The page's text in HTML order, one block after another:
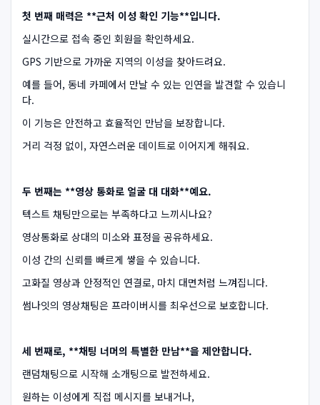
첫 번째 매력은 **근처 이성 확인 기능**입니다.
실시간으로 접속 중인 회원을 확인하세요.
GPS 기반으로 가까운 지역의 이성을 찾아드려요.
예를 들어, 동네 카페에서 만날 수 있는 인연을 발견할 수 있습니
다.
이 기능은 안전하고 효율적인 만남을 보장합니다.
거리 걱정 없이, 자연스러운 데이트로 이어지게 해줘요.
두 번째는 **영상 통화로 얼굴 대 대화**예요.
텍스트 채팅만으로는 부족하다고 느끼시나요?
영상통화로 상대의 미소와 표정을 공유하세요.
이성 간의 신뢰를 빠르게 쌓을 수 있습니다.
고화질 영상과 안정적인 연결로, 마치 대면처럼 느껴집니다.
썸나잇의 영상채팅은 프라이버시를 최우선으로 보호합니다.
세 번째로, **채팅 너머의 특별한 만남**을 제안합니다.
랜덤채팅으로 시작해 소개팅으로 발전하세요.
원하는 이성에게 직접 메시지를 보내거나,